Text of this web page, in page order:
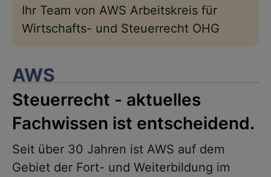
Ihr Team von AWS Arbeitskreis für
Wirtschafts- und Steuerrecht OHG
AWS
Steuerrecht - aktuelles
Fachwissen ist entscheidend.
Seit über 30 Jahren ist AWS auf dem
Gebiet der Fort- und Weiterbildung im